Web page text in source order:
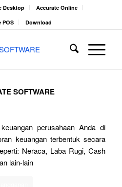
Desktop
Accurate Online
POS
Download
SOFTWARE
perusahaan Anda di
keuangan terbentuk secara
Neraca, Laba Rugi, Cash
lain-lain